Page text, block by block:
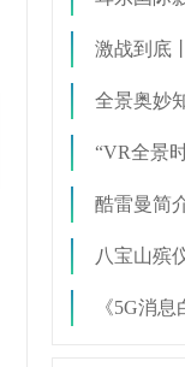
全景奥妙
“VR全景
酷雷曼简
八宝山殡
《5G消